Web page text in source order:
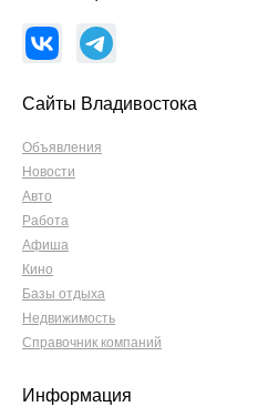
Сайты Владивостока
Объявления
Новости
Авто
Работа
Афиша
Кино
Базы отдыха
Недвижимость
Справочник компаний
Информация